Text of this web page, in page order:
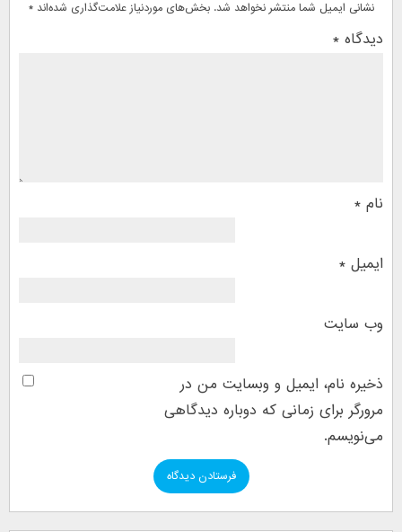
نشانی ایمیل شما منتشر نخواهد شد. بخش‌های موردنیاز علامت‌گذاری شده‌اند*
دیدگاه *
نام *
ایمیل *
وب‌ سایت
ذخیره نام، ایمیل و وبسایت من در
مرورگر برای زمانی که دوباره دیدگاهی
می‌نویسم.